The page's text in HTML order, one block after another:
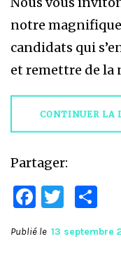
notre
candidats qui
et remettre de la
CONTINUER LA
Partager:
Publié le 13 septembre